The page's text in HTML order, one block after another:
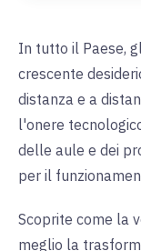
In tutto il Paese,
crescente
distanza e a
l'onere
delle aule e dei
per il
Scoprite come la
meglio la